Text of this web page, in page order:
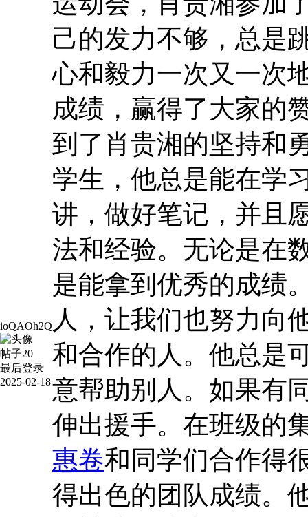
ioQAOh2Q
帖子20
最后登录
2025-02-18
己的发力不够，总是
心和毅力一次又一次
成绩，赢得了大家的
到了肖贵湘的坚持和
学生，他总是能在学
讲，做好笔记，并且
法和经验。无论是在
是能拿到优秀的成绩
人，让我们也努力向
和合作的人。他总是
意帮助别人。如果有
伸出援手。在班级的
惠卷和同学们合作得
得出色的团队成绩。